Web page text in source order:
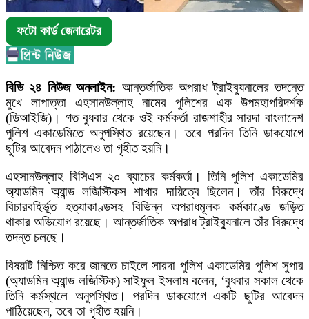
ফটো কার্ড জেনারেটর
বিডি ২৪ নিউজ অনলাইন: আন্তর্জাতিক অপরাধ ট্রাইব্যুনালের তদন্তে
মুখে লাপাত্তা এহসানউল্লাহ নামের পুলিশের এক উপমহাপরিদর্শক
(ডিআইজি)। গত বুধবার থেকে ওই কর্মকর্তা রাজশাহীর সারদা বাংলাদেশ
পুলিশ একাডেমিতে অনুপস্থিত রয়েছেন। তবে পরদিন তিনি ডাকযোগে
ছুটির আবেদন পাঠালেও তা গৃহীত হয়নি।
এহসানউল্লাহ বিসিএস ২০ ব্যাচের কর্মকর্তা। তিনি পুলিশ একাডেমির
অ্যাডমিন অ্যান্ড লজিস্টিকস শাখার দায়িত্বে ছিলেন। তাঁর বিরুদ্ধে
বিচারবহির্ভূত হত্যাকাণ্ডসহ বিভিন্ন অপরাধমূলক কর্মকাণ্ডে জড়িত
থাকার অভিযোগ রয়েছে। আন্তর্জাতিক অপরাধ ট্রাইব্যুনালে তাঁর বিরুদ্ধে
তদন্ত চলছে।
বিষয়টি নিশ্চিত করে জানতে চাইলে সারদা পুলিশ একাডেমির পুলিশ সুপার
(অ্যাডমিন অ্যান্ড লজিস্টিক) সাইফুল ইসলাম বলেন, ‘বুধবার সকাল থেকে
তিনি কর্মস্থলে অনুপস্থিত। পরদিন ডাকযোগে একটি ছুটির আবেদন
পাঠিয়েছেন, তবে তা গৃহীত হয়নি।